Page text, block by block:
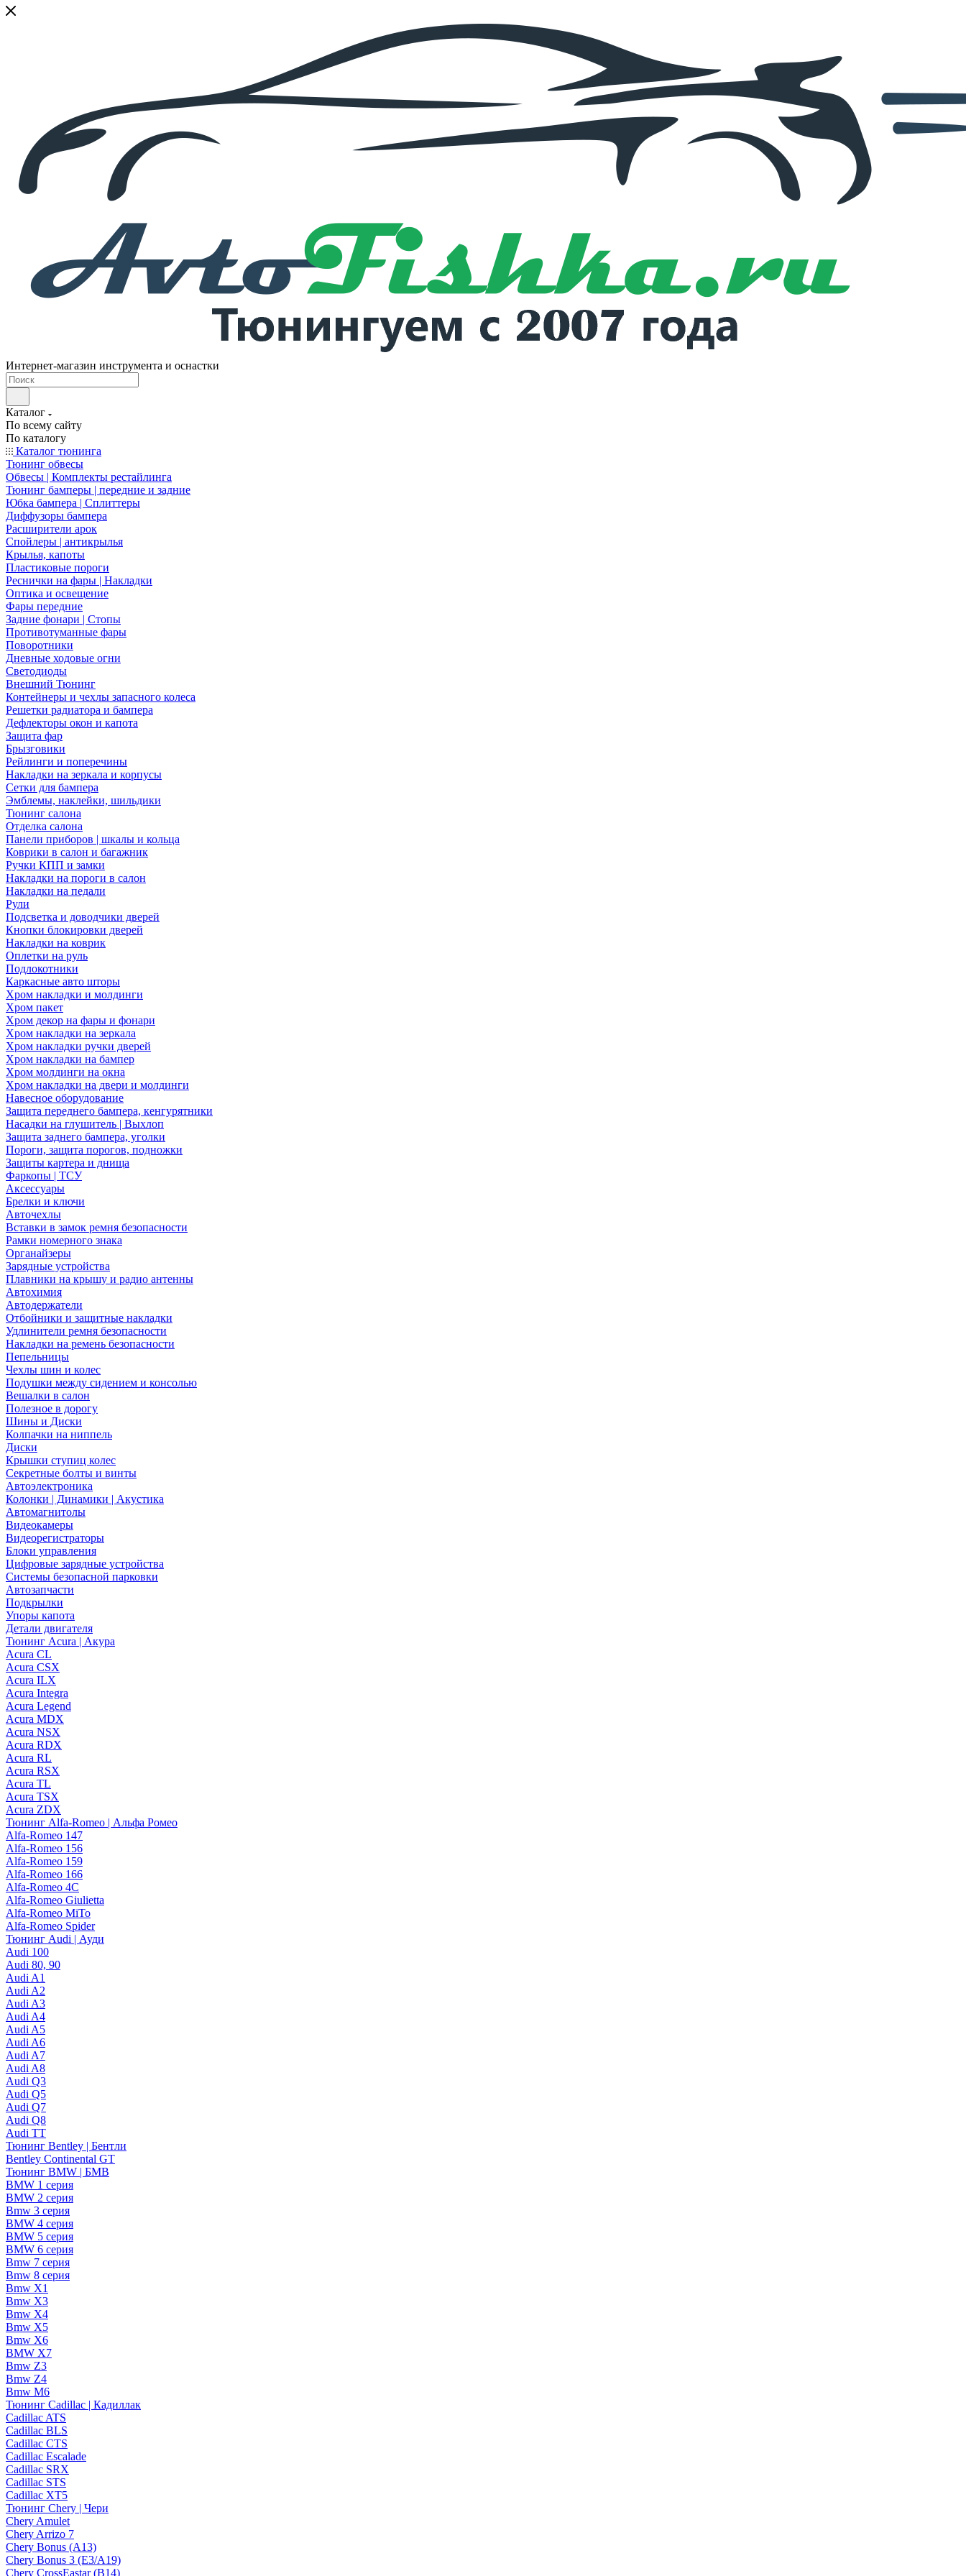
Интернет-магазин инструмента и оснастки
Каталог
По всему сайту
По каталогу
Каталог тюнинга
Тюнинг обвесы
Обвесы | Комплекты рестайлинга
Тюнинг бамперы | передние и задние
Юбка бампера | Сплиттеры
Диффузоры бампера
Расширители арок
Спойлеры | антикрылья
Крылья, капоты
Пластиковые пороги
Реснички на фары | Накладки
Оптика и освещение
Фары передние
Задние фонари | Стопы
Противотуманные фары
Поворотники
Дневные ходовые огни
Светодиоды
Внешний Тюнинг
Контейнеры и чехлы запасного колеса
Решетки радиатора и бампера
Дефлекторы окон и капота
Защита фар
Брызговики
Рейлинги и поперечины
Накладки на зеркала и корпусы
Сетки для бампера
Эмблемы, наклейки, шильдики
Тюнинг салона
Отделка салона
Панели приборов | шкалы и кольца
Коврики в салон и багажник
Ручки КПП и замки
Накладки на пороги в салон
Накладки на педали
Рули
Подсветка и доводчики дверей
Кнопки блокировки дверей
Накладки на коврик
Оплетки на руль
Подлокотники
Каркасные авто шторы
Хром накладки и молдинги
Хром пакет
Хром декор на фары и фонари
Хром накладки на зеркала
Хром накладки ручки дверей
Хром накладки на бампер
Хром молдинги на окна
Хром накладки на двери и молдинги
Навесное оборудование
Защита переднего бампера, кенгурятники
Насадки на глушитель | Выхлоп
Защита заднего бампера, уголки
Пороги, защита порогов, подножки
Защиты картера и днища
Фаркопы | ТСУ
Аксессуары
Брелки и ключи
Авточехлы
Вставки в замок ремня безопасности
Рамки номерного знака
Органайзеры
Зарядные устройства
Плавники на крышу и радио антенны
Автохимия
Автодержатели
Отбойники и защитные накладки
Удлинители ремня безопасности
Накладки на ремень безопасности
Пепельницы
Чехлы шин и колес
Подушки между сидением и консолью
Вешалки в салон
Полезное в дорогу
Шины и Диски
Колпачки на ниппель
Диски
Крышки ступиц колес
Секретные болты и винты
Автоэлектроника
Колонки | Динамики | Акустика
Автомагнитолы
Видеокамеры
Видеорегистраторы
Блоки управления
Цифровые зарядные устройства
Системы безопасной парковки
Автозапчасти
Подкрылки
Упоры капота
Детали двигателя
Тюнинг Acura | Акура
Acura CL
Acura CSX
Acura ILX
Acura Integra
Acura Legend
Acura MDX
Acura NSX
Acura RDX
Acura RL
Acura RSX
Acura TL
Acura TSX
Acura ZDX
Тюнинг Alfa-Romeo | Альфа Ромео
Alfa-Romeo 147
Alfa-Romeo 156
Alfa-Romeo 159
Alfa-Romeo 166
Alfa-Romeo 4C
Alfa-Romeo Giulietta
Alfa-Romeo MiTo
Alfa-Romeo Spider
Тюнинг Audi | Ауди
Audi 100
Audi 80, 90
Audi A1
Audi A2
Audi A3
Audi A4
Audi A5
Audi A6
Audi A7
Audi A8
Audi Q3
Audi Q5
Audi Q7
Audi Q8
Audi TT
Тюнинг Bentley | Бентли
Bentley Continental GT
Тюнинг BMW | БМВ
BMW 1 серия
BMW 2 серия
Bmw 3 серия
BMW 4 серия
BMW 5 серия
BMW 6 серия
Bmw 7 серия
Bmw 8 серия
Bmw X1
Bmw X3
Bmw X4
Bmw X5
Bmw X6
BMW X7
Bmw Z3
Bmw Z4
Bmw М6
Тюнинг Cadillac | Кадиллак
Cadillac ATS
Cadillac BLS
Cadillac CTS
Cadillac Escalade
Cadillac SRX
Cadillac STS
Cadillac XT5
Тюнинг Chery | Чери
Chery Amulet
Chery Arrizo 7
Chery Bonus (A13)
Chery Bonus 3 (E3/A19)
Chery CrossEastar (B14)